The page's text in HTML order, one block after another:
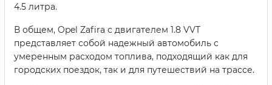
4.5 литра.
В общем, Opel Zafira с двигателем 1.8 VVT
представляет собой надежный автомобиль с
умеренным расходом топлива, подходящий как для
городских поездок, так и для путешествий на трассе.